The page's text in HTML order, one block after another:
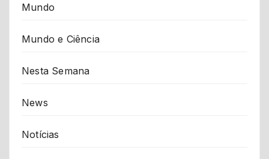
Mundo
Mundo e Ciência
Nesta Semana
News
Notícias